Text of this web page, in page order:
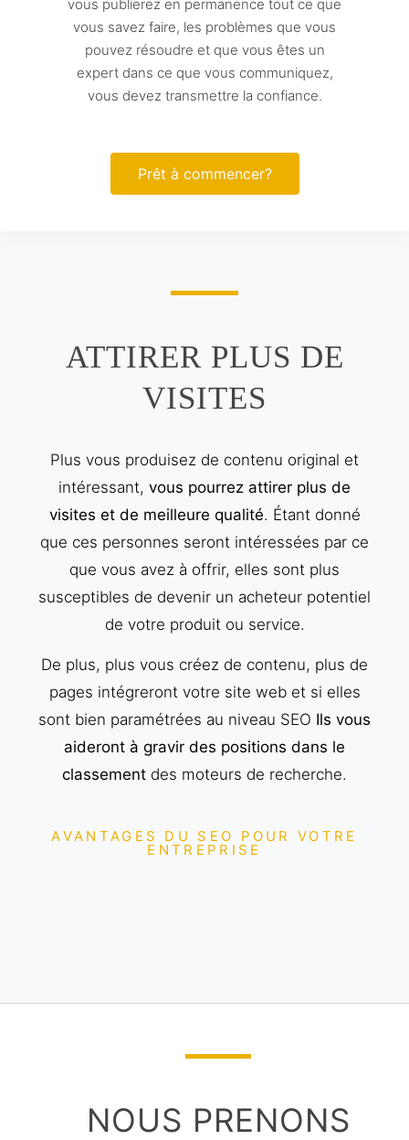
vous publierez en permanence tout ce que
vous savez faire, les problèmes que vous
pouvez résoudre et que vous êtes un
expert dans ce que vous communiquez,
vous devez transmettre la confiance.
Prêt à commencer?
ATTIRER PLUS DE
VISITES
Plus vous produisez de contenu original et
intéressant, vous pourrez attirer plus de
visites et de meilleure qualité. Étant donné
que ces personnes seront intéressées par ce
que vous avez à offrir, elles sont plus
susceptibles de devenir un acheteur potentiel
de votre produit ou service.
De plus, plus vous créez de contenu, plus de
pages intégreront votre site web et si elles
sont bien paramétrées au niveau SEO Ils vous
aideront à gravir des positions dans le
classement des moteurs de recherche.
AVANTAGES DU SEO POUR VOTRE
ENTREPRISE
NOUS PRENONS